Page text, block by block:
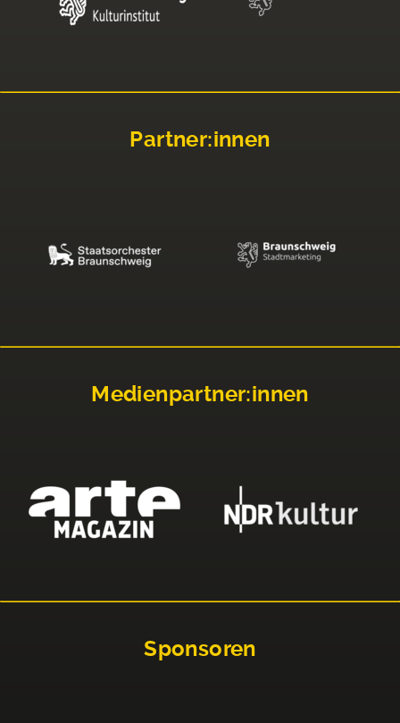
Partner:innen
Medienpartner:innen
Sponsoren